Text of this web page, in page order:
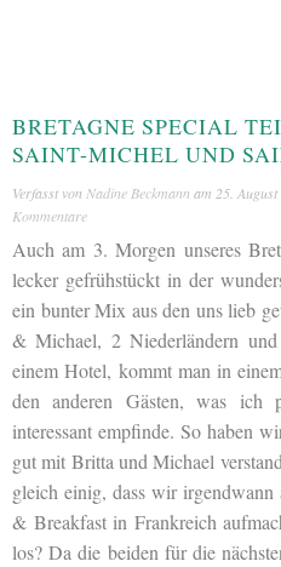
BRETAGNE SPECIAL
SAINT-MICHEL UND
Verfasst von Nadine Beckmann am 25.
Kommentare
Auch am 3. Morgen unseres
lecker gefrühstückt in der
ein bunter Mix aus den uns lieb
& Michael, 2 Niederländern
einem Hotel, kommt man in
den anderen Gästen, was ich
interessant empfinde. So haben
gut mit Britta und Michael
gleich einig, dass wir irgendwann
& Breakfast in Frankreich
los? Da die beiden für die